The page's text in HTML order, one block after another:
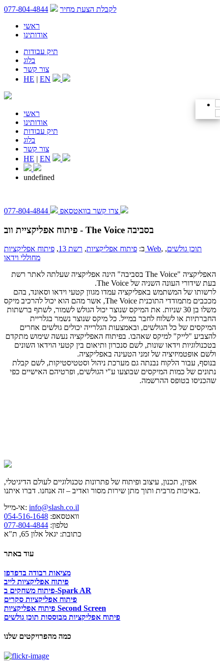
לקבלת הצעת מחיר
077-804-4844
ראשי
אודותינו
תיק עבודות
בלוג
צור קשר
HE | EN
ראשי
אודותינו
תיק עבודות
בלוג
צור קשר
HE | EN
undefined
צרו קשר בוואטסאפ 077-804-4844
פיתוח אפליקציית ווב - The Voice בסביבה
ב: פיתוח אפליקציות, רשת 13 , פיתוח אפליקציות Web, תוכן גולשים,
מחוללי וידאו
האפליקציה "The Voice בסביבה" הינה אפליקציה שעלתה לאתר רשת
בעת שידורי העונה השניה של The Voice.
לרשותו של המשתמש באפליקציה עמדו מגוון קטעי וידאו וסאונד, בהם
מככבים מתמודדי התוכנית The Voice, אשר מהם הוא יכול להרכיב מיקס
משלו בן 30 שניות. את המיקס שנוצר יכול הגולש לשמור, לשתף ברשתות
החברתיות או לשלוח לחבר במייל. כל מיקס שנוצר נשמר בגלריית
המיקסים של כל הגולשים, ובאמצעות הגלרייה יכולים גולשים אחרים
להצביע "לייק" למיקס שאהבו. בפיתוח האפליקציה נעשה שימוש מתקדם
בטכנולוגיות וידאו שונות, לשם סנכרון ותיאום בין קטעי הוידאו השונים
ולשם אופטמיזיציה של זמני הטעינה באפליקציה.
בנוסף, עבור הלקוח נבנתה גם מערכת ניהול וסטטיסטיקות, לשם קבלת
נתונים של כמות המיקסים שבוצעו ע"י הגולשים, ופרטיהם האישיים כפי
שהכניסו בטופס ההרשמה.
אפיון, תכנון, עיצוב ופיתוח של פתרונות טכנולוגיים לעולם הדיגיטלי,
באיכות מרבית ותוך מתן שירות מסור ואדיב – זה אנחנו. דברו איתנו.
אי-מייל: info@slash.co.il
וואטסאפ: 054-516-1648
טלפון: 077-804-4844
כתובת: יגאל אלון 65, ת"א
עוד באתר
מציאות רבודה בדפדפן
פיתוח אפליקציות לייב
פיתוח משחקים ב-Spark AR
פיתוח אפליקציות סקרים
פיתוח אפליקציות Second Screen
פיתוח אפליקציות מבוססות תוכן גולשים
כמה מהפרויקטים שלנו